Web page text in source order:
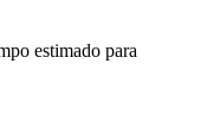
estimado para